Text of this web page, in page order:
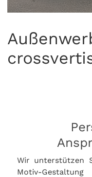
Wir unterstützen
Motiv-